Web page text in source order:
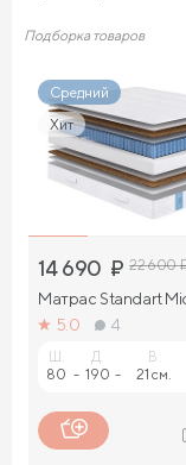
Подборка товаров
Средний
Хит
14 690 ₽ 22 600
Матрас Standart
5.0
4
Ш.
80 -
Д.
190 -
В.
21 см.